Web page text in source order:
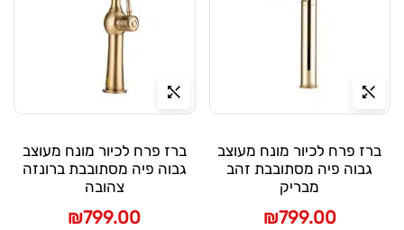
ברז פרח לכיור מונח מעוצב
גבוה פיה מסתובבת זהב
מבריק
₪799.00
ברז פרח לכיור מונח מעוצב
גבוה פיה מסתובבת ברונזה
צהובה
₪799.00